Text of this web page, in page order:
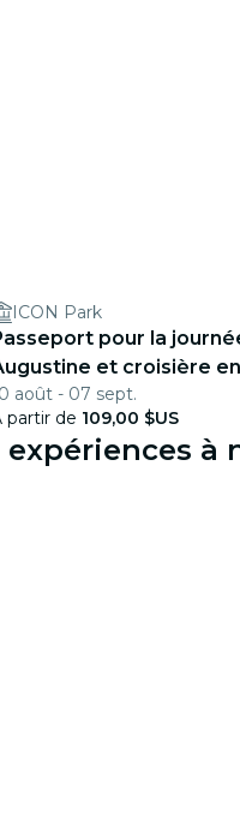
ICON Park
pour la
et croisière
août - 07 sept.
partir de 109,00 $US
à